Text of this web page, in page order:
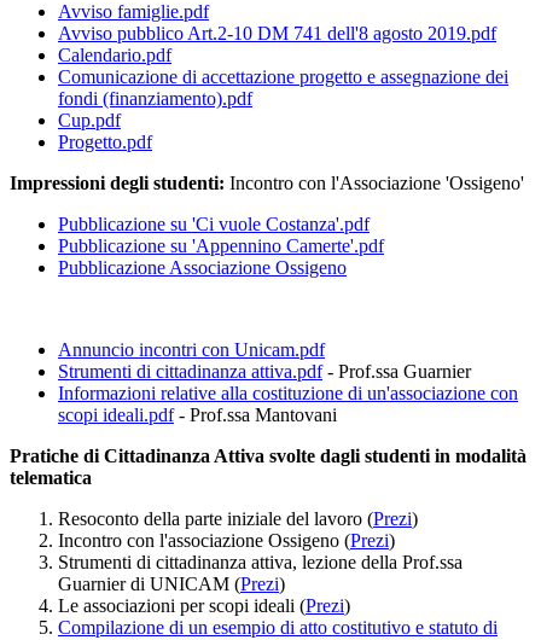
Avviso famiglie.pdf
Avviso pubblico Art.2-10 DM 741 dell'8 agosto 2019.pdf
Calendario.pdf
Comunicazione di accettazione progetto e assegnazione dei
fondi (finanziamento).pdf
Cup.pdf
Progetto.pdf
Impressioni degli studenti: Incontro con l'Associazione 'Ossigeno'
Pubblicazione su 'Ci vuole Costanza'.pdf
Pubblicazione su 'Appennino Camerte'.pdf
Pubblicazione Associazione Ossigeno
Annuncio incontri con Unicam.pdf
Strumenti di cittadinanza attiva.pdf- Prof.ssa Guarnier
Informazioni relative alla costituzione di un'associazione con
scopi ideali.pdf- Prof.ssa Mantovani
Pratiche di Cittadinanza Attiva svolte dagli studenti in modalità
telematica
Resoconto della parte iniziale del lavoro (Prezi)
Incontro con l'associazione Ossigeno (Prezi)
Strumenti di cittadinanza attiva, lezione della Prof.ssa
Guarnier di UNICAM (Prezi)
Le associazioni per scopi ideali (Prezi)
Compilazione di un esempio di atto costitutivo e statuto di